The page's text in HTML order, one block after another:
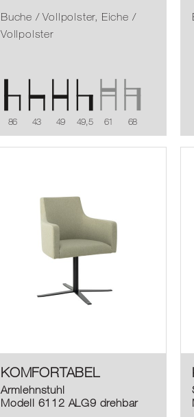
Buche / Vollpolster, Eiche /
Vollpolster
86 43 49 49,5 61 68
KOMFORTABEL
Armlehnstuhl
Modell 6112 ALG9 drehbar